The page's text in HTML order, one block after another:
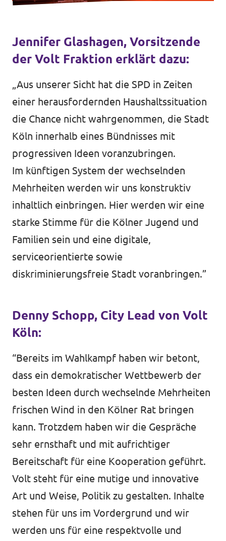
Transparenzregister
Impressum
Jennifer Glashagen, Vorsitzende
der Volt Fraktion erklärt dazu:
„Aus unserer Sicht hat die SPD in Zeiten
einer herausfordernden Haushaltssituation
die Chance nicht wahrgenommen, die Stadt
Köln innerhalb eines Bündnisses mit
progressiven Ideen voranzubringen.
Im künftigen System der wechselnden
Mehrheiten werden wir uns konstruktiv
inhaltlich einbringen. Hier werden wir eine
starke Stimme für die Kölner Jugend und
Familien sein und eine digitale,
serviceorientierte sowie
diskriminierungsfreie Stadt voranbringen.”
Denny Schopp, City Lead von Volt
Köln:
“Bereits im Wahlkampf haben wir betont,
dass ein demokratischer Wettbewerb der
besten Ideen durch wechselnde Mehrheiten
frischen Wind in den Kölner Rat bringen
kann. Trotzdem haben wir die Gespräche
sehr ernsthaft und mit aufrichtiger
Bereitschaft für eine Kooperation geführt.
Volt steht für eine mutige und innovative
Art und Weise, Politik zu gestalten. Inhalte
stehen für uns im Vordergrund und wir
werden uns für eine respektvolle und